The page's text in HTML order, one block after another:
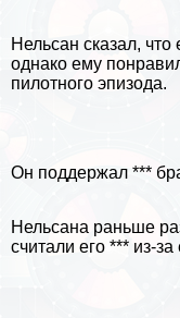
Нельсан сказал,
однако ему
пилотного эпизода.
Он поддержал ***
Нельсана раньше
считали его *** из-